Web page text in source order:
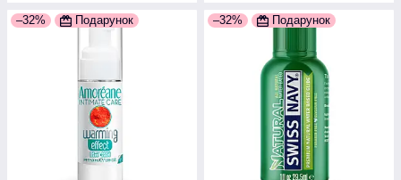
–32% Подарунок –32% Подарунок